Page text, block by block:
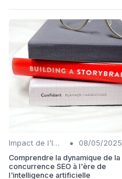
Impact de l'IA sur les rôles SEO •
08/05/2025
Comprendre la dynamique de la
concurrence SEO à l'ère de
l'intelligence artificielle